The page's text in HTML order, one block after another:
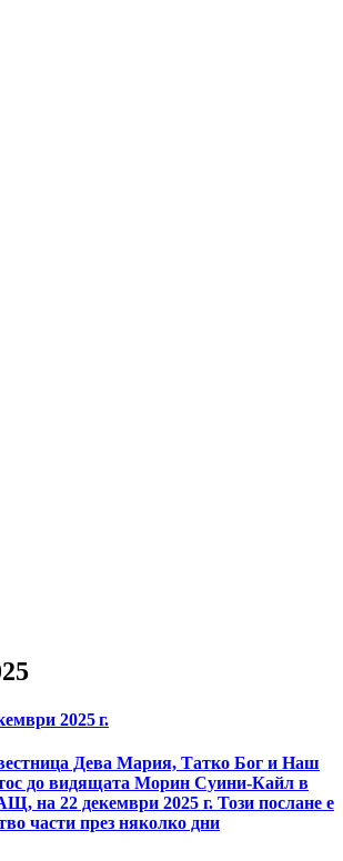
2025 г.
Дева Мария, Татко Бог и Наш
до видящата Морин Суини-Кайл в
на 22 декември 2025 г. Този послане е
части през няколко дни